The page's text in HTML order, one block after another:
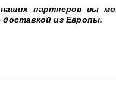
партнеров вы
доставкой из Европы.